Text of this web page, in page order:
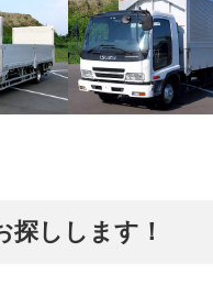
しします！